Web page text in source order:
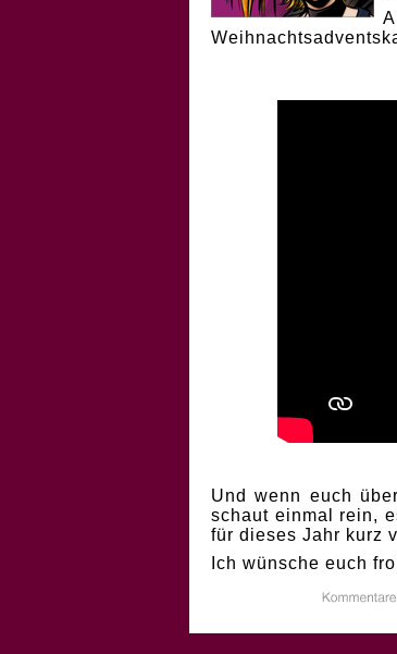
Und wenn euch
schaut einmal rein,
für dieses Jahr kurz
Ich wünsche euch